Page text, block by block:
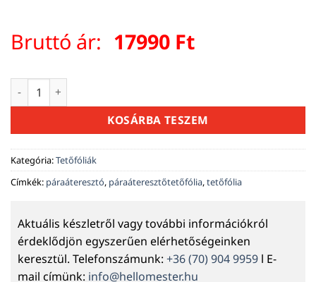
Bruttó ár: 17990 Ft
Hemala Bulls páraáteresztő tetőfólia 100g - 75m2 mennyiség
KOSÁRBA TESZEM
Kategória:Tetőfóliák
Címkék: páraáteresztó, páraáteresztőtetőfólia,tetőfólia
Aktuális készletről vagy további információkról
érdeklődjön egyszerűen elérhetőségeinken
keresztül. Telefonszámunk: +36 (70) 904 9959 l E-
mail címünk: info@hellomester.hu